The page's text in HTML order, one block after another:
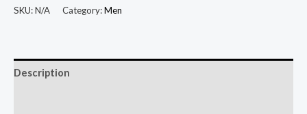
SKU:N/A Category:Men
Description